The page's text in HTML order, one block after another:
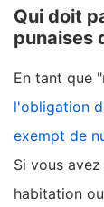
Qui doit
punaises
En tant que
l'obligation
exempt de
Si vous
habitation